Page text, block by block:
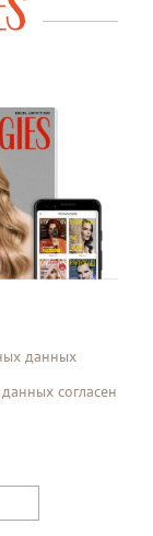
данных
согласен